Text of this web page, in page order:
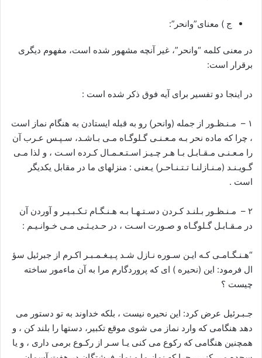
ج ) معنای”وانحر”:
در معنی کلمه “وانحر”، غیر آنچه مشهور شده است، مفهوم دیگری
برقرار است:
در اينجا دو تفسير براى آيه فوق ذكر شده است :
۱ – مـنـظـور از جمله (وانحر) رو به قبله ايستادن به هنگام نماز است
، چرا كه ماده نحر بـه مـعـنـى گـلوگـاه مـى بـاشـد، سـپـس عـرب آن
را مـعـنـى مـقـابـل بـا هـر چـيـز اسـتـعـمـال كـرده اسـت ، و لذا مـى
گـويـنـد (مـنـازلنـا تـتـنـاحـر) يـعنى : منزلهاى ما در مقابل يكديگر
است .
۲ – مـنـظـور بـلنـد كـردن دسـتـهـا بـه هـنـگـام تـكـبـيـر و آوردن آن
در مـقـابـل گـلوگـاه و صـورت اسـت ، در حـديـثـى مـى خـوانـيـم :
“هـنـگـامـى كـه ايـن سـوره نـازل شـد پـيـغـمـبـر اكـرم از جبرئيل سؤ
ال فرمود: اين (نحيره ) اى كه پروردگارم مرا به آن ماءمور ساخته
چيست ؟
جـبـرئيل عرض كرد: اين نحيره نيست ، بلكه خداوند به تو دستور مى
دهد هنگامى كه وارد نماز مى شوى موقع تكبير، دستها را بلند كن ، و
همچنين هنگامى كه ركوع مى كنى يـا سـر از ركـوع برمى دارى ، و يا